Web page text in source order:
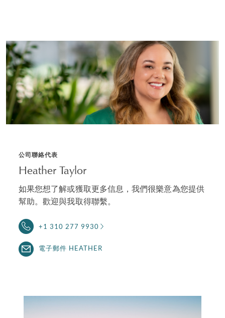
公司聯絡代表
Heather Taylor
如果您想了解或獲取更多信息，我們很樂意為您提供
幫助。歡迎與我取得聯繫。
+1 310 277 9930
電子郵件 HEATHER